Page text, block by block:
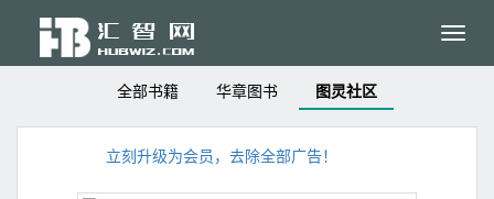
全部书籍
华章图书 图灵社区
立刻升级为会员，去除全部广告！